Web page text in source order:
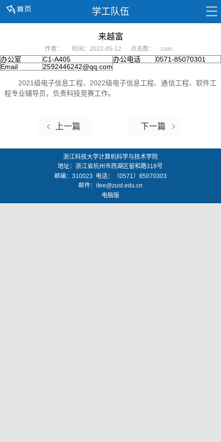
学工队伍
来越富
作者： 时间：2022-05-12 点击数： 1090
办公室 C1-A405 办公电话
0571-85070301
Email
2592446242@qq.com
2021级电子信息工程、2022级电子信息工程、通信工程、软件工
程专业辅导员，负责科技竞赛工作。
上一篇 下一篇
浙江科技大学计算机科学与技术学院
地址：浙江省杭州市西湖区留和路318号
邮编： 310023 电话：（0571）85070303
邮件： itee@zust.edu.cn
电脑版